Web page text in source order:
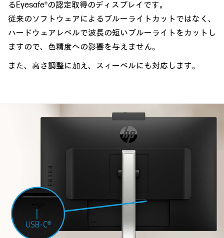
るEyesafe®の認定取得のディスプレイです。
従来のソフトウェアによるブルーライトカットではなく、
ハードウェアレベルで波長の短いブルーライトをカットし
ますので、色精度への影響を与えません。
また、高さ調整に加え、スィーベルにも対応します。